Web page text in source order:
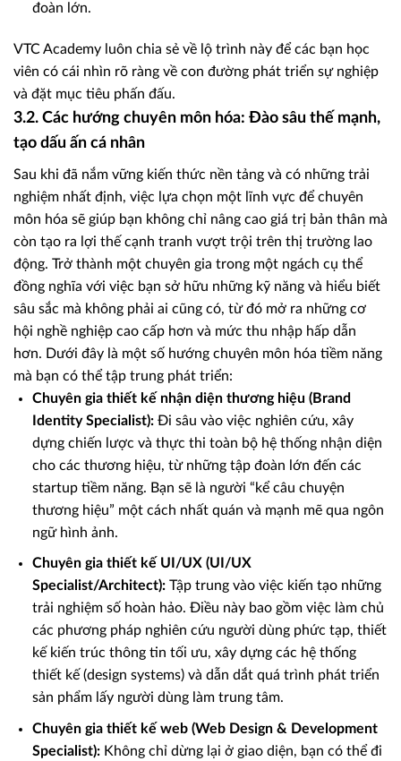
đoàn lớn.
VTC Academy luôn chia sẻ về lộ trình này để các bạn học
viên có cái nhìn rõ ràng về con đường phát triển sự nghiệp
và đặt mục tiêu phấn đấu.
3.2. Các hướng chuyên môn hóa: Đào sâu thế mạnh,
tạo dấu ấn cá nhân
Sau khi đã nắm vững kiến thức nền tảng và có những trải
nghiệm nhất định, việc lựa chọn một lĩnh vực để chuyên
môn hóa sẽ giúp bạn không chỉ nâng cao giá trị bản thân mà
còn tạo ra lợi thế cạnh tranh vượt trội trên thị trường lao
động. Trở thành một chuyên gia trong một ngách cụ thể
đồng nghĩa với việc bạn sở hữu những kỹ năng và hiểu biết
sâu sắc mà không phải ai cũng có, từ đó mở ra những cơ
hội nghề nghiệp cao cấp hơn và mức thu nhập hấp dẫn
hơn. Dưới đây là một số hướng chuyên môn hóa tiềm năng
mà bạn có thể tập trung phát triển:
Chuyên gia thiết kế nhận diện thương hiệu (Brand
Identity Specialist):Đi sâu vào việc nghiên cứu, xây
dựng chiến lược và thực thi toàn bộ hệ thống nhận diện
cho các thương hiệu, từ những tập đoàn lớn đến các
startup tiềm năng. Bạn sẽ là người “kể câu chuyện
thương hiệu” một cách nhất quán và mạnh mẽ qua ngôn
ngữ hình ảnh.
Chuyên gia thiết kế UI/UX (UI/UX
Specialist/Architect):Tập trung vào việc kiến tạo những
trải nghiệm số hoàn hảo. Điều này bao gồm việc làm chủ
các phương pháp nghiên cứu người dùng phức tạp, thiết
kế kiến trúc thông tin tối ưu, xây dựng các hệ thống
thiết kế (design systems) và dẫn dắt quá trình phát triển
sản phẩm lấy người dùng làm trung tâm.
Chuyên gia thiết kế web (Web Design & Development
Specialist):Không chỉ dừng lại ở giao diện, bạn có thể đi